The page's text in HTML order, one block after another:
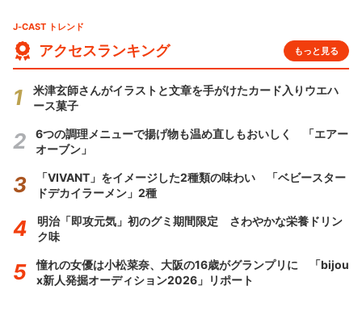
J-CAST トレンド
アクセスランキング もっと見る
米津玄師さんがイラストと文章を手がけたカード入りウエハ
ース菓子
6つの調理メニューで揚げ物も温め直しもおいしく 「エアー
オーブン」
「VIVANT」をイメージした2種類の味わい 「ベビースター
ドデカイラーメン」2種
明治「即攻元気」初のグミ期間限定 さわやかな栄養ドリン
ク味
憧れの女優は小松菜奈、大阪の16歳がグランプリに 「bijou
x新人発掘オーディション2026」リポート